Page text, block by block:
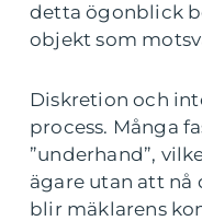
detta ögonblick
objekt som
Diskretion och
process. Många
”underhand”,
ägare utan att nå
blir mäklarens